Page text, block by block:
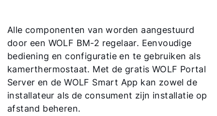
Alle componenten van worden aangestuurd
door een WOLF BM-2 regelaar. Eenvoudige
bediening en configuratie en te gebruiken als
kamerthermostaat. Met de gratis WOLF Portal
Server en de WOLF Smart App kan zowel de
installateur als de consument zijn installatie op
afstand beheren.